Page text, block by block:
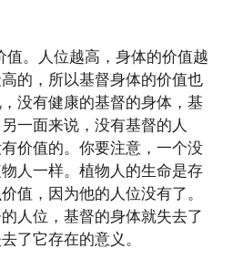
人位越高，身体的价值越
的，所以基督身体的价值也
没有健康的基督的身体，基
一面来说，没有基督的人
价值的。你要注意，一个没
人一样。植物人的生命是存
值，因为他的人位没有了。
人位，基督的身体就失去了
了它存在的意义。